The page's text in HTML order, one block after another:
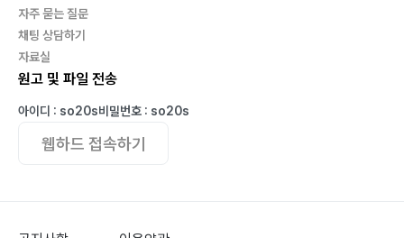
자주 묻는 질문
채팅 상담하기
자료실
원고 및 파일 전송
아이디 : so20s비밀번호 : so20s
웹하드 접속하기